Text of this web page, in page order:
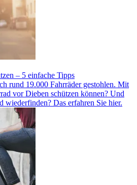
– 5 einfache Tipps
rund 19.000 Fahrräder gestohlen. Mit
vor Dieben schützen können? Und
wiederfinden? Das erfahren Sie hier.